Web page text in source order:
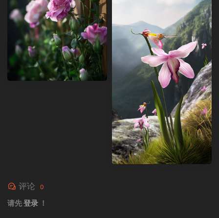
评论 0
请先登录 ！